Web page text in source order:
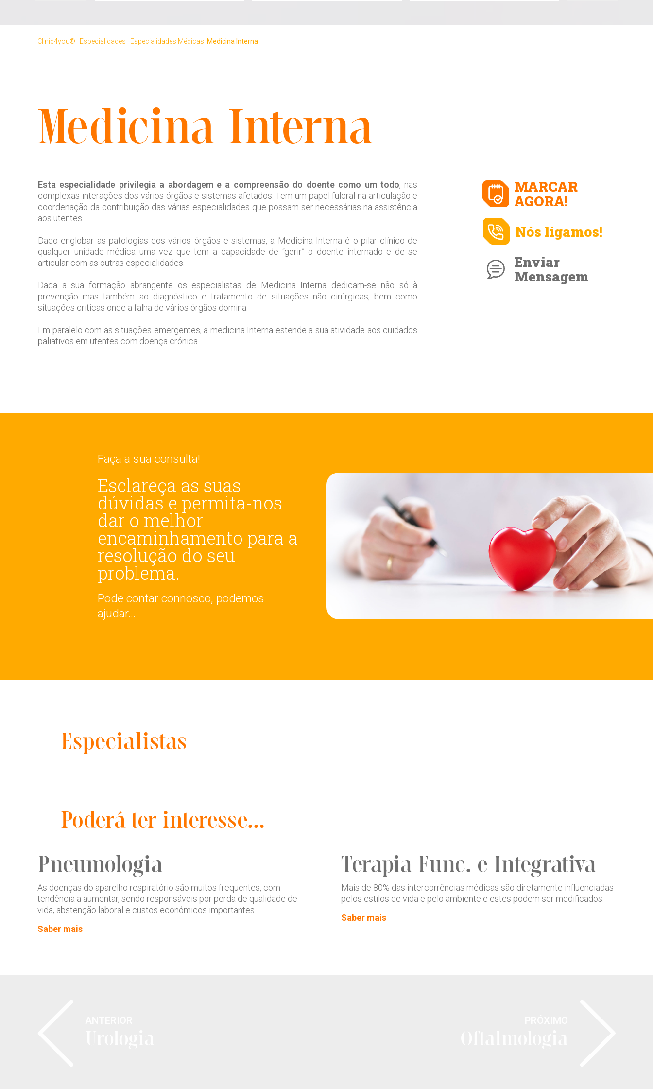
Clinic4you® Especialidades Especialidades Médicas Medicina Interna
Medicina Interna
Esta especialidade privilegia a abordagem e a compreensão do doente como um todo, nas
complexas interações dos vários órgãos e sistemas afetados. Tem um papel fulcral na articulação e
coordenação da contribuição das várias especialidades que possam ser necessárias na assistência
aos utentes.
Dado englobar as patologias dos vários órgãos e sistemas, a Medicina Interna é o pilar clínico de
qualquer unidade médica uma vez que tem a capacidade de “gerir” o doente internado e de se
articular com as outras especialidades.
Dada a sua formação abrangente os especialistas de Medicina Interna dedicam-se não só à
prevenção mas também ao diagnóstico e tratamento de situações não cirúrgicas, bem como
situações críticas onde a falha de vários órgãos domina.
Em paralelo com as situações emergentes, a medicina Interna estende a sua atividade aos cuidados
paliativos em utentes com doença crónica.
MARCAR
AGORA!
Nós ligamos!
Enviar
Mensagem
Faça a sua consulta!
Esclareça as suas
dúvidas e permita-nos
dar o melhor
encaminhamento para a
resolução do seu
problema.
Pode contar connosco, podemos
ajudar...
Especialistas
Poderá ter interesse...
Pneumologia
As doenças do aparelho respiratório são muitos frequentes, com
tendência a aumentar, sendo responsáveis por perda de qualidade de
vida, abstenção laboral e custos económicos importantes.
Saber mais
Terapia Func. e Integrativa
Mais de 80% das intercorrências médicas são diretamente influenciadas
pelos estilos de vida e pelo ambiente e estes podem ser modificados.
Saber mais